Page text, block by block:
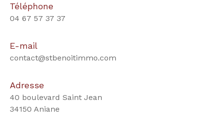
Téléphone
04 67 57 37 37
E-mail
contact@stbenoitimmo.com
Adresse
40 boulevard Saint Jean
34150 Aniane